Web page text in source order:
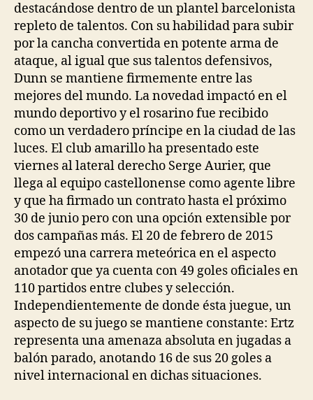
destacándose dentro de un plantel barcelonista
repleto de talentos. Con su habilidad para subir
por la cancha convertida en potente arma de
ataque, al igual que sus talentos defensivos,
Dunn se mantiene firmemente entre las
mejores del mundo. La novedad impactó en el
mundo deportivo y el rosarino fue recibido
como un verdadero príncipe en la ciudad de las
luces. El club amarillo ha presentado este
viernes al lateral derecho Serge Aurier, que
llega al equipo castellonense como agente libre
y que ha firmado un contrato hasta el próximo
30 de junio pero con una opción extensible por
dos campañas más. El 20 de febrero de 2015
empezó una carrera meteórica en el aspecto
anotador que ya cuenta con 49 goles oficiales en
110 partidos entre clubes y selección.
Independientemente de donde ésta juegue, un
aspecto de su juego se mantiene constante: Ertz
representa una amenaza absoluta en jugadas a
balón parado, anotando 16 de sus 20 goles a
nivel internacional en dichas situaciones.